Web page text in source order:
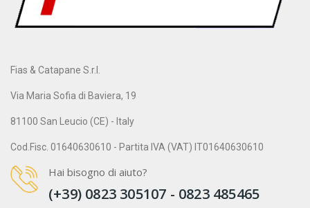
Fias & Catapane S.r.l.
Via Maria Sofia di Baviera, 19
81100 San Leucio (CE) - Italy
Cod.Fisc. 01640630610 - Partita IVA (VAT) IT01640630610
Hai bisogno di aiuto?
(+39) 0823 305107 - 0823 485465